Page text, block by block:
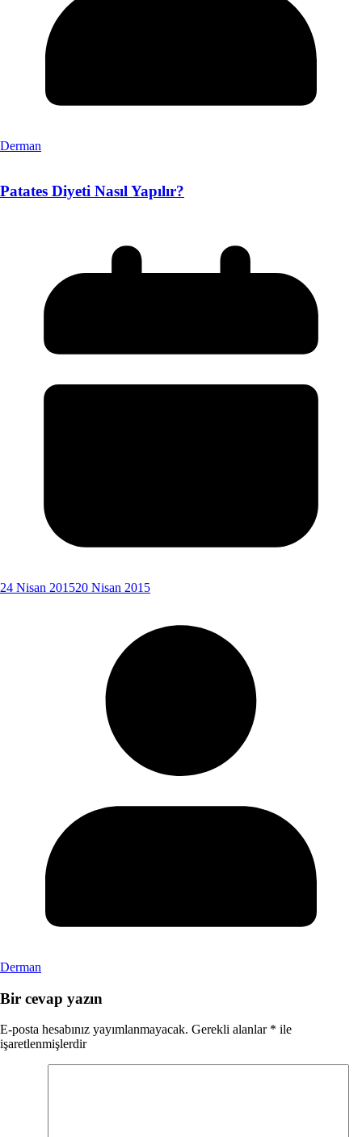
Derman
Patates Diyeti Nasıl Yapılır?
24 Nisan 201520 Nisan 2015
Derman
Bir cevap yazın
E-posta hesabınız yayımlanmayacak. Gerekli alanlar * ile
işaretlenmişlerdir